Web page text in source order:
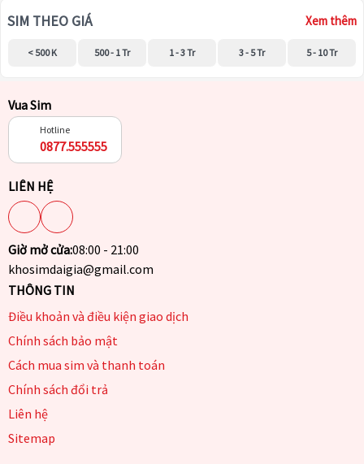
SIM THEO GIÁ Xem thêm
< 500 K 500 - 1 Tr 1 - 3 Tr 3 - 5 Tr 5 - 10 Tr
Vua Sim
Hotline
0877.555555
LIÊN HỆ
Giờ mở cửa:08:00 - 21:00
khosimdaigia@gmail.com
THÔNG TIN
Điều khoản và điều kiện giao dịch
Chính sách bảo mật
Cách mua sim và thanh toán
Chính sách đổi trả
Liên hệ
Sitemap